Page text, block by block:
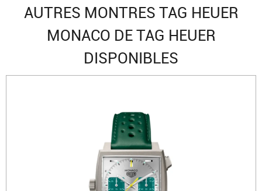
AUTRES MONTRES TAG HEUER
MONACO DE TAG HEUER
DISPONIBLES